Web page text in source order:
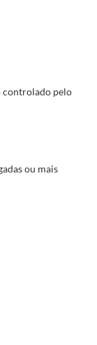
controlado pelo
ou mais